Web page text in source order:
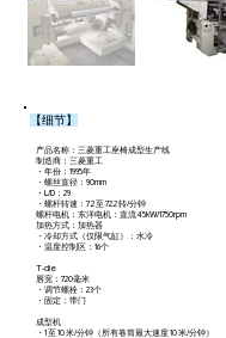
【细节】
产品名称：三菱重工座椅成型生产线
制造商：三菱重工
・年份：1995年
・螺丝直径：90mm
・L/D：29
・螺杆转速：7.2 至 72.2 转/分钟
螺杆电机：东洋电机：直流 45kW/1750rpm
加热方式：加热器
・冷却方式（仅限气缸）：水冷
・温度控制区：16个
T-die
唇宽：720毫米
・调节螺栓：23个
・固定：带门
成型机
・1 至 10 米/分钟（所有卷筒最大速度 10 米/分钟）